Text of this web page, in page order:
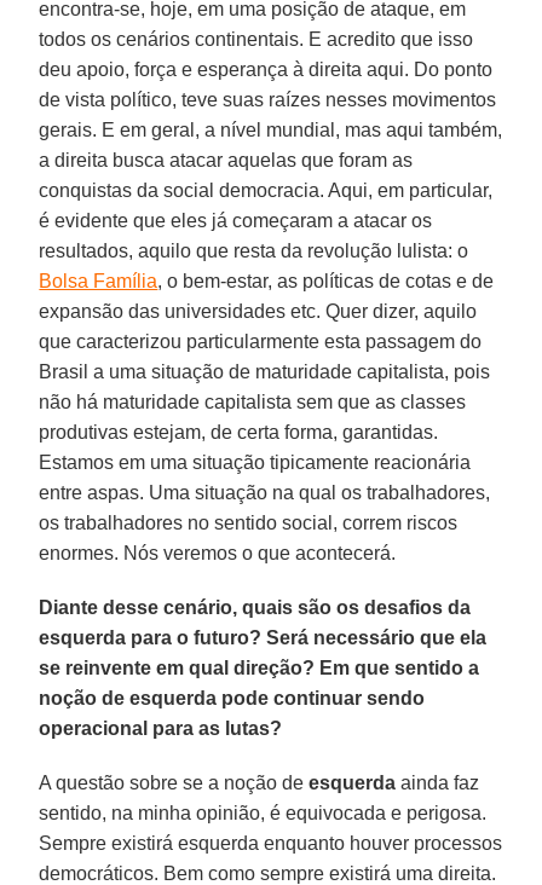
encontra-se, hoje, em uma posição de ataque, em
todos os cenários continentais. E acredito que isso
deu apoio, força e esperança à direita aqui. Do ponto
de vista político, teve suas raízes nesses movimentos
gerais. E em geral, a nível mundial, mas aqui também,
a direita busca atacar aquelas que foram as
conquistas da social democracia. Aqui, em particular,
é evidente que eles já começaram a atacar os
resultados, aquilo que resta da revolução lulista: o
Bolsa Família, o bem-estar, as políticas de cotas e de
expansão das universidades etc. Quer dizer, aquilo
que caracterizou particularmente esta passagem do
Brasil a uma situação de maturidade capitalista, pois
não há maturidade capitalista sem que as classes
produtivas estejam, de certa forma, garantidas.
Estamos em uma situação tipicamente reacionária
entre aspas. Uma situação na qual os trabalhadores,
os trabalhadores no sentido social, correm riscos
enormes. Nós veremos o que acontecerá.
Diante desse cenário, quais são os desafios da
esquerda para o futuro? Será necessário que ela
se reinvente em qual direção? Em que sentido a
noção de esquerda pode continuar sendo
operacional para as lutas?
A questão sobre se a noção deesquerda ainda faz
sentido, na minha opinião, é equivocada e perigosa.
Sempre existirá esquerda enquanto houver processos
democráticos. Bem como sempre existirá uma direita.